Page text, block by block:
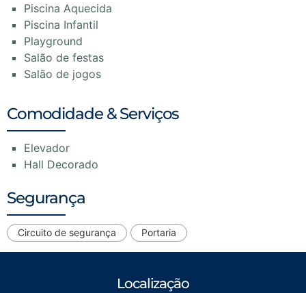
Piscina Aquecida
Piscina Infantil
Playground
Salão de festas
Salão de jogos
Comodidade & Serviços
Elevador
Hall Decorado
Segurança
Circuito de segurança Portaria
Localização